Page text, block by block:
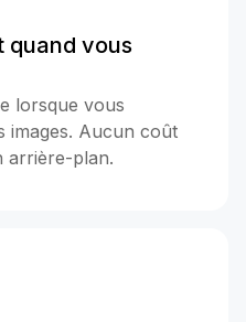
quand vous
lorsque vous
images. Aucun coût
arrière-plan.